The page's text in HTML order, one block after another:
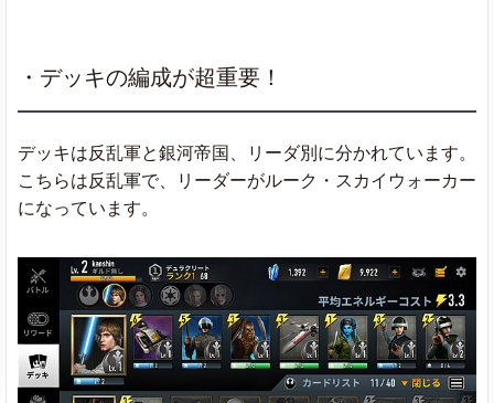
・デッキの編成が超重要！
デッキは反乱軍と銀河帝国、リーダ別に分かれています。
こちらは反乱軍で、リーダーがルーク・スカイウォーカー
になっています。